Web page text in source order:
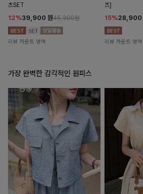
츠SET
12%39,900 원45,300원
리뷰 카운트 영역
즈]
15%28,900
리뷰 카운트 영역
가장 완벽한 감각적인 원피스